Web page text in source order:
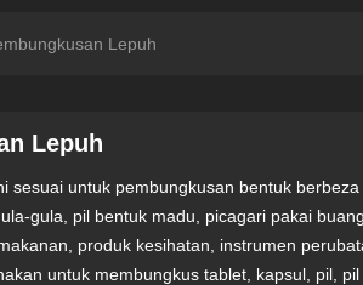
Lepuh
Lepuh
sesuai untuk pembungkusan bentuk
gula, pil bentuk madu, picagari pakai
produk kesihatan, instrumen
untuk membungkus tablet, kapsul, pil,